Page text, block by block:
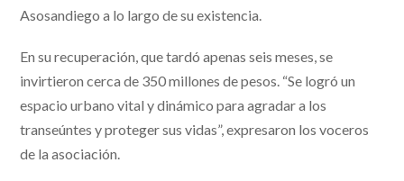
Asosandiego a lo largo de su existencia.
En su recuperación, que tardó apenas seis meses, se
invirtieron cerca de 350 millones de pesos. “Se logró un
espacio urbano vital y dinámico para agradar a los
transeúntes y proteger sus vidas”, expresaron los voceros
de la asociación.